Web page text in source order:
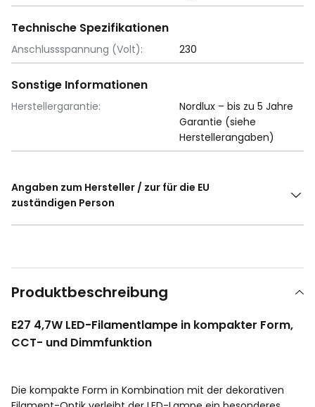
Technische Spezifikationen
Anschlussspannung (Volt): 230
Sonstige Informationen
Herstellergarantie:
Nordlux – bis zu 5 Jahre
Garantie (siehe
Herstellerangaben)
Angaben zum Hersteller / zur für die EU
zuständigen Person
Produktbeschreibung
E27 4,7W LED-Filamentlampe in kompakter Form,
CCT- und Dimmfunktion
Die kompakte Form in Kombination mit der dekorativen